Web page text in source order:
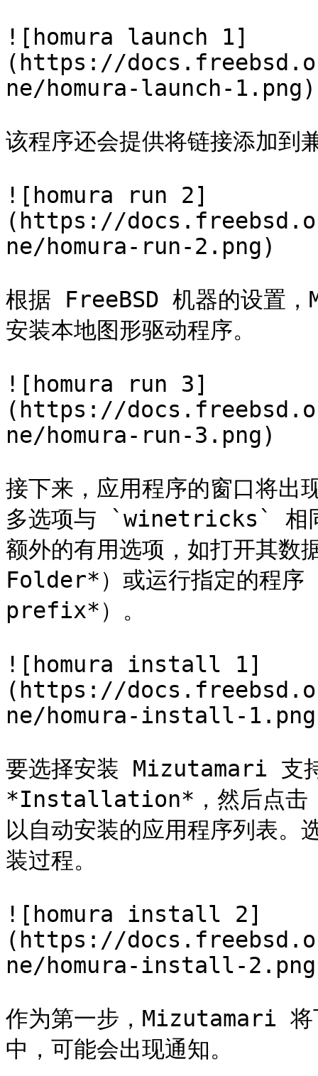
![homura launch 1]
(https://
ne/homura-launch-1.png)
该程序还会提供将链接添加到
![homura run 2]
(https://
ne/homura-run-2.png)
根据 FreeBSD 机器的设置
安装本地图形驱动程序。
![homura run 3]
(https://
ne/homura-run-3.png)
接下来，应用程序的窗口将出
多选项与 `winetricks` 相
额外的有用选项，如打开其
Folder*）或运行指定的程
prefix*）。
![homura install 1]
(https://
ne/homura-install-
要选择安装 Mizutamari 支
*Installation*，然后点击
以自动安装的应用程序列表
装过程。
![homura install 2]
(https://
ne/homura-install-
作为第一步，Mizutamari 将
中，可能会出现通知。